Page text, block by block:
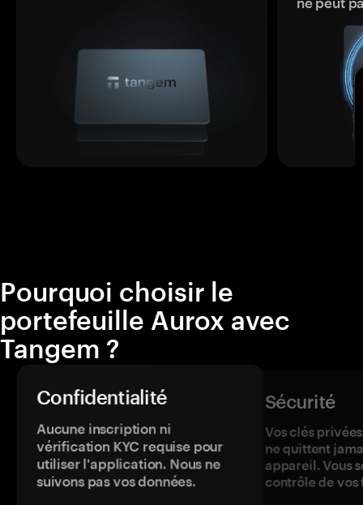
Pourquoi choisir le
portefeuille Aurox avec
Tangem ?
Confidentialité
Aucune inscription ni
vérification KYC requise pour
utiliser l'application. Nous ne
suivons pas vos données.
Sécurité
Vos clés
ne quittent
appareil. Vous
contrôle de vos